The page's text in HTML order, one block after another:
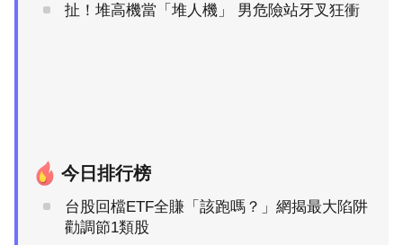
扯！堆高機當「堆人機」 男危險站牙叉狂衝
今日排行榜
台股回檔ETF全賺「該跑嗎？」網揭最大陷阱
勸調節1類股